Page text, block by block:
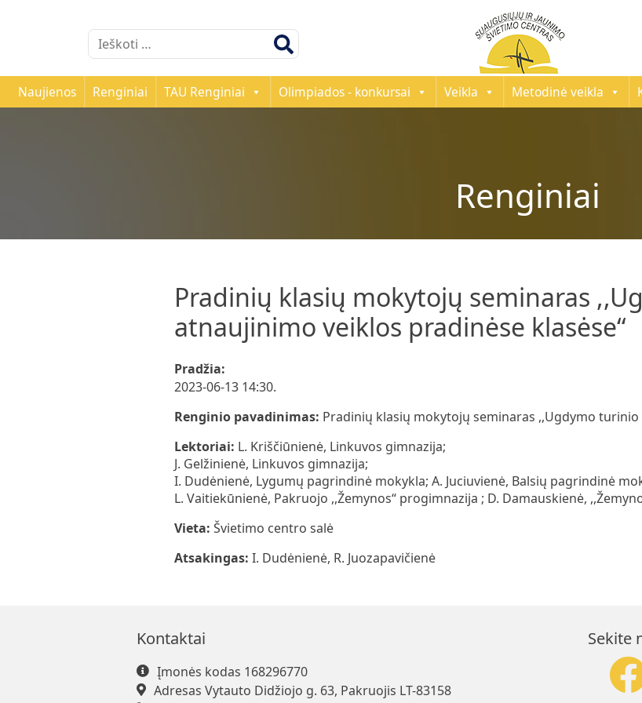
Ieškoti:
Naujienos Renginiai TAU Renginiai Olimpiados - konkursai Veikla Metodinė veikla
Renginiai
Pradinių klasių mokytojų seminaras
atnaujinimo veiklos pradinėse klasėse“
Pradžia:
2023-06-13 14:30.
Renginio pavadinimas: Pradinių klasių mokytojų seminaras ,,Ugdymo
Lektoriai: L. Kriščiūnienė, Linkuvos gimnazija;
J. Gelžinienė, Linkuvos gimnazija;
I. Dudėnienė, Lygumų pagrindinė mokykla; A. Juciuvienė, Balsių pagrindinė
L. Vaitiekūnienė, Pakruojo ,,Žemynos“ progimnazija ; D. Damauskienė,
Vieta: Švietimo centro salė
Atsakingas: I. Dudėnienė, R. Juozapavičienė
Kontaktai
Įmonės kodas 168296770
Adresas Vytauto Didžiojo g. 63, Pakruojis LT-83158
Sekite